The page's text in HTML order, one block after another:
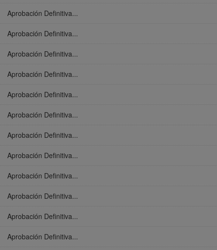
Aprobación Definitiva...
Aprobación Definitiva...
Aprobación Definitiva...
Aprobación Definitiva...
Aprobación Definitiva...
Aprobación Definitiva...
Aprobación Definitiva...
Aprobación Definitiva...
Aprobación Definitiva...
Aprobación Definitiva...
Aprobación Definitiva...
Aprobación Definitiva...